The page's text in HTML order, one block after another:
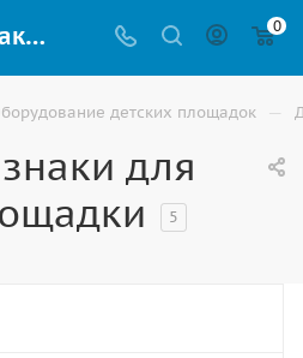
Дорожные знаки для детского сада купить в Элисте 0
детских площадок —
для
5